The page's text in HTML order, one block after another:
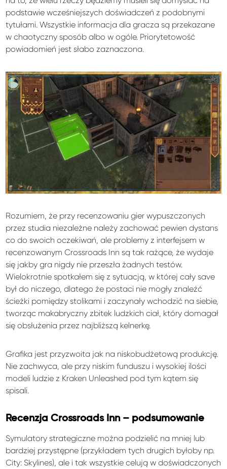
podstawie wcześniejszych doświadczeń z podobnymi
tytułami. Wszystkie informacja dla gracza są przekazane
w chaotyczny sposób albo w ogóle. Priorytetowość
powiadomień jest słabo zaznaczona.
Rozumiem, że przy recenzowaniu gier wypuszczonych
przez studia niezależne należy zachować pewien dystans
co do swoich oczekiwań, ale problemy z interfejsem w
recenzowanym Crossroads Inn są tak rażące, że wydaje
się jakby gra nigdy nie przeszła żadnych testów.
Wielokrotnie spotkałem się z sytuacją, w której cały save
był do niczego, dlatego że postaci nie mogły znaleźć
ścieżki pomiędzy stolikami i zaczynały wchodzić na siebie,
tworząc makabryczny zbitek ludzkich ciał, który domagał
się obsłużenia przez najbliższą kelnerkę.
Grafika jest przyzwoita jak na niskobudżetową produkcję.
Nie zachwyca, ale przy niskim funduszu i wysokiej ilości
modeli ludzie z Kraken Unleashed pod tym kątem się
spisali.
Recenzja Crossroads Inn – podsumowanie
Symulatory strategiczne można podzielić na mniej lub
bardziej przystępne (przykładem tych drugich byłoby np.
City: Skylines), ale i tak wszystkie celują w doświadczonych